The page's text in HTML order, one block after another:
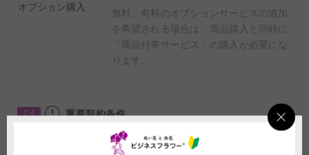
オプション購入
無料、有料のオプションサービスの追加
を希望される場合は、商品購入と同時に
「商品付帯サービス」の購入が必要にな
ります。
2-4 重要契約条件
商品に関わる重要な注意事項